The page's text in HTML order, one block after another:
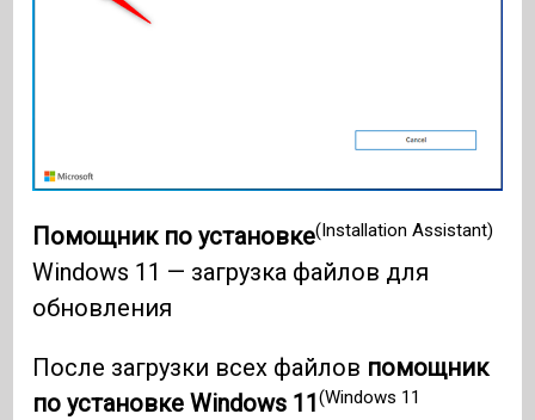
Помощник по установке(Installation Assistant)
Windows 11 — загрузка файлов для
обновления
После загрузки всех файлов помощник
по установке Windows 11(Windows 11